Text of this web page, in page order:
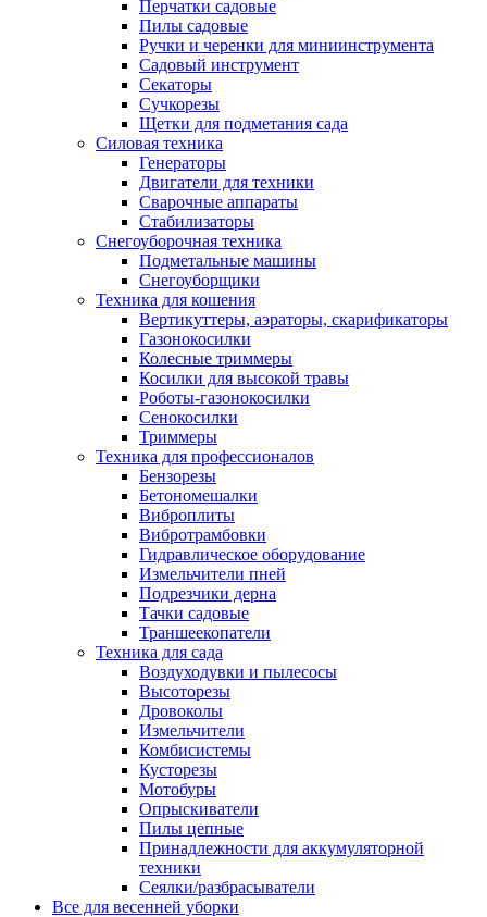
Перчатки садовые
Пилы садовые
Ручки и черенки для миниинструмента
Садовый инструмент
Секаторы
Сучкорезы
Щетки для подметания сада
Силовая техника
Генераторы
Двигатели для техники
Сварочные аппараты
Стабилизаторы
Снегоуборочная техника
Подметальные машины
Снегоуборщики
Техника для кошения
Вертикуттеры, аэраторы, скарификаторы
Газонокосилки
Колесные триммеры
Косилки для высокой травы
Роботы-газонокосилки
Сенокосилки
Триммеры
Техника для профессионалов
Бензорезы
Бетономешалки
Виброплиты
Вибротрамбовки
Гидравлическое оборудование
Измельчители пней
Подрезчики дерна
Тачки садовые
Траншеекопатели
Техника для сада
Воздуходувки и пылесосы
Высоторезы
Дровоколы
Измельчители
Комбисистемы
Кусторезы
Мотобуры
Опрыскиватели
Пилы цепные
Принадлежности для аккумуляторной
техники
Сеялки/разбрасыватели
Все для весенней уборки